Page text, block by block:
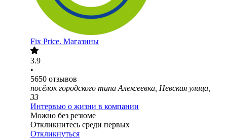
Fix Price. Магазины
3.9
•
5650 отзывов
посёлок городского типа Алексеевка, Невская улица,
33
Интервью о жизни в компании
Можно без резюме
Откликнитесь среди первых
Откликнуться